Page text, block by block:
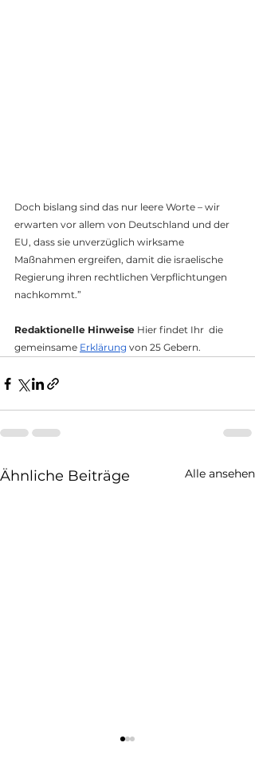
Doch bislang sind das nur leere Worte – wir
erwarten vor allem von Deutschland und der
EU, dass sie unverzüglich wirksame
Maßnahmen ergreifen, damit die israelische
Regierung ihren rechtlichen Verpflichtungen
nachkommt.”
Redaktionelle Hinweise Hier findet Ihr  die
gemeinsame Erklärung von 25 Gebern.
Ähnliche Beiträge Alle ansehen